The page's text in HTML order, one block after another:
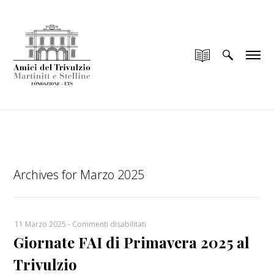
"__return_false");
Archives for Marzo 2025
11 Marzo 2025 - Commenti disabilitati
FAI
Giornate FAI di Primavera 2025 al
Trivulzio